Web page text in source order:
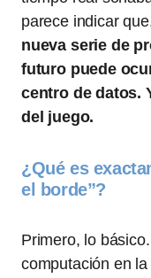
parece indicar
nueva serie de
futuro puede
centro de datos.
del juego.
¿Qué es
el borde”?
Primero, lo
computación en